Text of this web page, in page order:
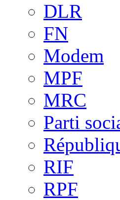
DLR
FN
Modem
MPF
MRC
Parti
RIF
RPF